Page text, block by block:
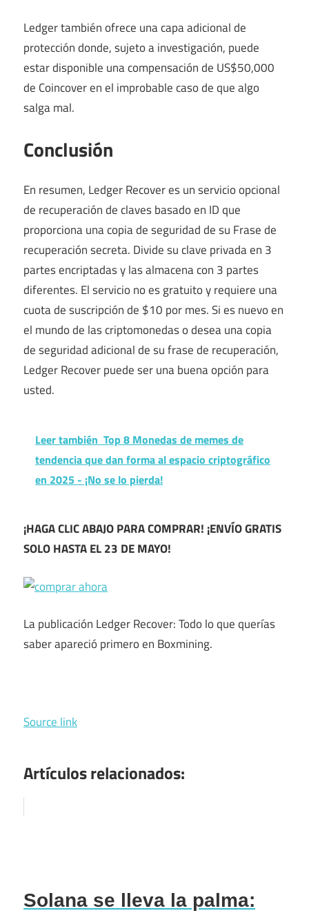
Ledger también ofrece una capa adicional de
protección donde, sujeto a investigación, puede
estar disponible una compensación de US$50,000
de Coincover en el improbable caso de que algo
salga mal.
Conclusión
En resumen, Ledger Recover es un servicio opcional
de recuperación de claves basado en ID que
proporciona una copia de seguridad de su Frase de
recuperación secreta. Divide su clave privada en 3
partes encriptadas y las almacena con 3 partes
diferentes. El servicio no es gratuito y requiere una
cuota de suscripción de $10 por mes. Si es nuevo en
el mundo de las criptomonedas o desea una copia
de seguridad adicional de su frase de recuperación,
Ledger Recover puede ser una buena opción para
usted.
Leer también Top 8 Monedas de memes de
tendencia que dan forma al espacio criptográfico
en 2025 - ¡No se lo pierda!
¡HAGA CLIC ABAJO PARA COMPRAR! ¡ENVÍO GRATIS
SOLO HASTA EL 23 DE MAYO!
La publicación Ledger Recover: Todo lo que querías
saber apareció primero en Boxmining.
Source link
Artículos relacionados:
Solana se lleva la palma: